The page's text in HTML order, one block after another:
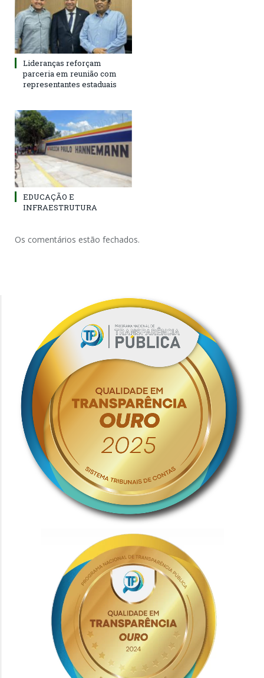
Lideranças reforçam
parceria em reunião com
representantes estaduais
EDUCAÇÃO E
INFRAESTRUTURA
Os comentários estão fechados.